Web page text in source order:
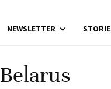
NEWSLETTER
Belarus